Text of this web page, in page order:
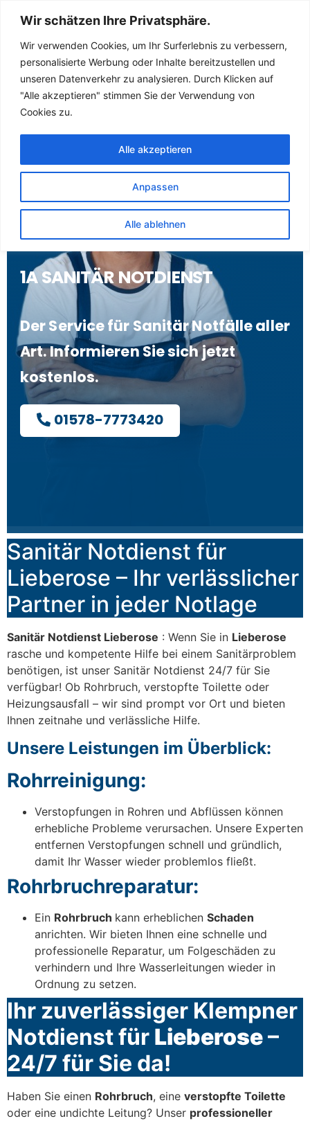
Wir schätzen Ihre Privatsphäre.
Wir verwenden Cookies, um Ihr Surferlebnis zu verbessern,
personalisierte Werbung oder Inhalte bereitzustellen und
unseren Datenverkehr zu analysieren. Durch Klicken auf
"Alle akzeptieren" stimmen Sie der Verwendung von
Cookies zu.
Anpassen
Alle ablehnen
Alle akzeptieren
Sanitär Notdienst
(Klempner) für
Lieberose
1A SANITÄR NOTDIENST
Der Service für Sanitär Notfälle aller
Art. Informieren Sie sich jetzt
kostenlos.
01578-7773420
Sanitär Notdienst für
Lieberose – Ihr verlässlicher
Partner in jeder Notlage
Sanitär Notdienst Lieberose : Wenn Sie in Lieberose
rasche und kompetente Hilfe bei einem Sanitärproblem
benötigen, ist unser Sanitär Notdienst 24/7 für Sie
verfügbar! Ob Rohrbruch, verstopfte Toilette oder
Heizungsausfall – wir sind prompt vor Ort und bieten
Ihnen zeitnahe und verlässliche Hilfe.
Unsere Leistungen im Überblick:
Rohrreinigung:
Verstopfungen in Rohren und Abflüssen können
erhebliche Probleme verursachen. Unsere Experten
entfernen Verstopfungen schnell und gründlich,
damit Ihr Wasser wieder problemlos fließt.
Rohrbruchreparatur:
Ein Rohrbruch kann erheblichen Schaden
anrichten. Wir bieten Ihnen eine schnelle und
professionelle Reparatur, um Folgeschäden zu
verhindern und Ihre Wasserleitungen wieder in
Ordnung zu setzen.
Ihr zuverlässiger Klempner
Notdienst für Lieberose–
24/7 für Sie da!
Haben Sie einen Rohrbruch, eine verstopfte Toilette
oder eine undichte Leitung? Unser professioneller